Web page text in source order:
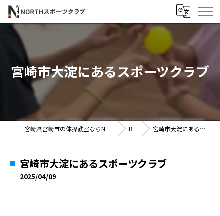
宮崎市大淀にあるスポーツクラブ
宮崎県宮崎市の体操教室ならNORTHスポーツクラブ BLOG 宮崎市大淀にあるスポーツクラブ
宮崎市大淀にあるスポーツクラブ
2025/04/09